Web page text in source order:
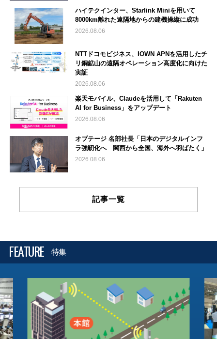
ハイテクインター、Starlink Miniを用いて
8000km離れた遠隔地からの建機操縦に成功
2026.08.06
NTTドコモビジネス、IOWN APNを活用したチ
リ銅鉱山の遠隔オペレーション高度化に向けた
実証
2026.08.06
楽天モバイル、Claudeを活用して「Rakuten
AI for Business」をアップデート
2026.08.06
オプテージ 名部社長「日本のデジタルインフ
ラ強靭化へ 関西から全国、海外へ羽ばたく」
2026.08.06
記事一覧
FEATURE 特集